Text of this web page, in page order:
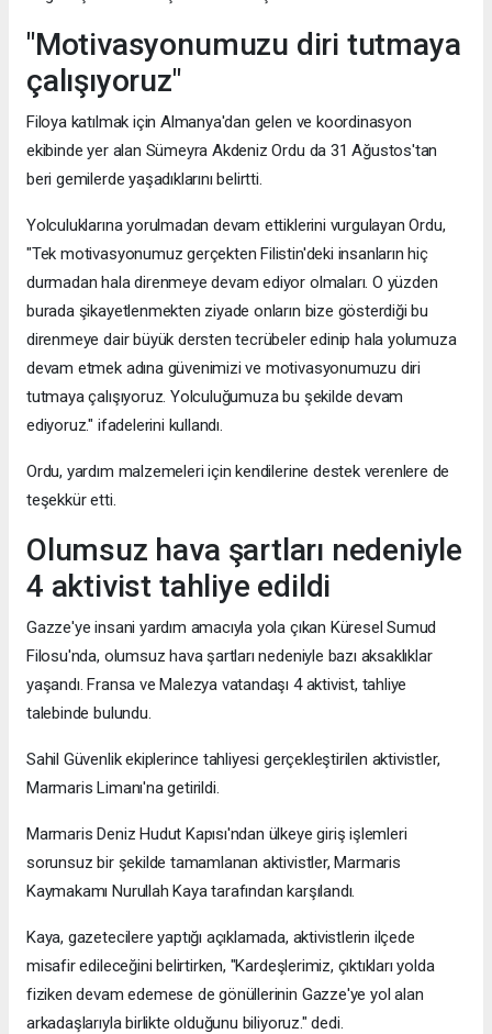
"Motivasyonumuzu diri tutmaya
çalışıyoruz"
Filoya katılmak için Almanya'dan gelen ve koordinasyon
ekibinde yer alan Sümeyra Akdeniz Ordu da 31 Ağustos'tan
beri gemilerde yaşadıklarını belirtti.
Yolculuklarına yorulmadan devam ettiklerini vurgulayan Ordu,
"Tek motivasyonumuz gerçekten Filistin'deki insanların hiç
durmadan hala direnmeye devam ediyor olmaları. O yüzden
burada şikayetlenmekten ziyade onların bize gösterdiği bu
direnmeye dair büyük dersten tecrübeler edinip hala yolumuza
devam etmek adına güvenimizi ve motivasyonumuzu diri
tutmaya çalışıyoruz. Yolculuğumuza bu şekilde devam
ediyoruz." ifadelerini kullandı.
Ordu, yardım malzemeleri için kendilerine destek verenlere de
teşekkür etti.
Olumsuz hava şartları nedeniyle
4 aktivist tahliye edildi
Gazze'ye insani yardım amacıyla yola çıkan Küresel Sumud
Filosu'nda, olumsuz hava şartları nedeniyle bazı aksaklıklar
yaşandı. Fransa ve Malezya vatandaşı 4 aktivist, tahliye
talebinde bulundu.
Sahil Güvenlik ekiplerince tahliyesi gerçekleştirilen aktivistler,
Marmaris Limanı'na getirildi.
Marmaris Deniz Hudut Kapısı'ndan ülkeye giriş işlemleri
sorunsuz bir şekilde tamamlanan aktivistler, Marmaris
Kaymakamı Nurullah Kaya tarafından karşılandı.
Kaya, gazetecilere yaptığı açıklamada, aktivistlerin ilçede
misafir edileceğini belirtirken, "Kardeşlerimiz, çıktıkları yolda
fiziken devam edemese de gönüllerinin Gazze'ye yol alan
arkadaşlarıyla birlikte olduğunu biliyoruz." dedi.